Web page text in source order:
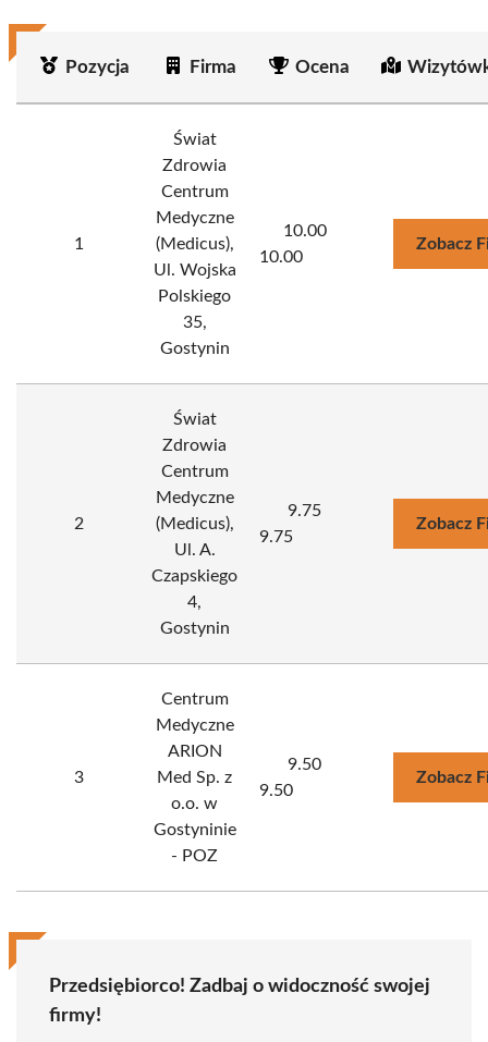
Pozycja Firma Ocena
1
Świat
Zdrowia
Centrum
Medyczne
(Medicus),
Ul. Wojska
Polskiego
35,
Gostynin
10.00
10.00
Zobacz
2
Świat
Zdrowia
Centrum
Medyczne
(Medicus),
Ul. A.
Czapskiego
4,
Gostynin
9.75
9.75
Zobacz
3
Centrum
Medyczne
ARION
Med Sp. z
o.o. w
Gostyninie
- POZ
9.50
9.50
Zobacz
Przedsiębiorco! Zadbaj o widoczność swojej
firmy!